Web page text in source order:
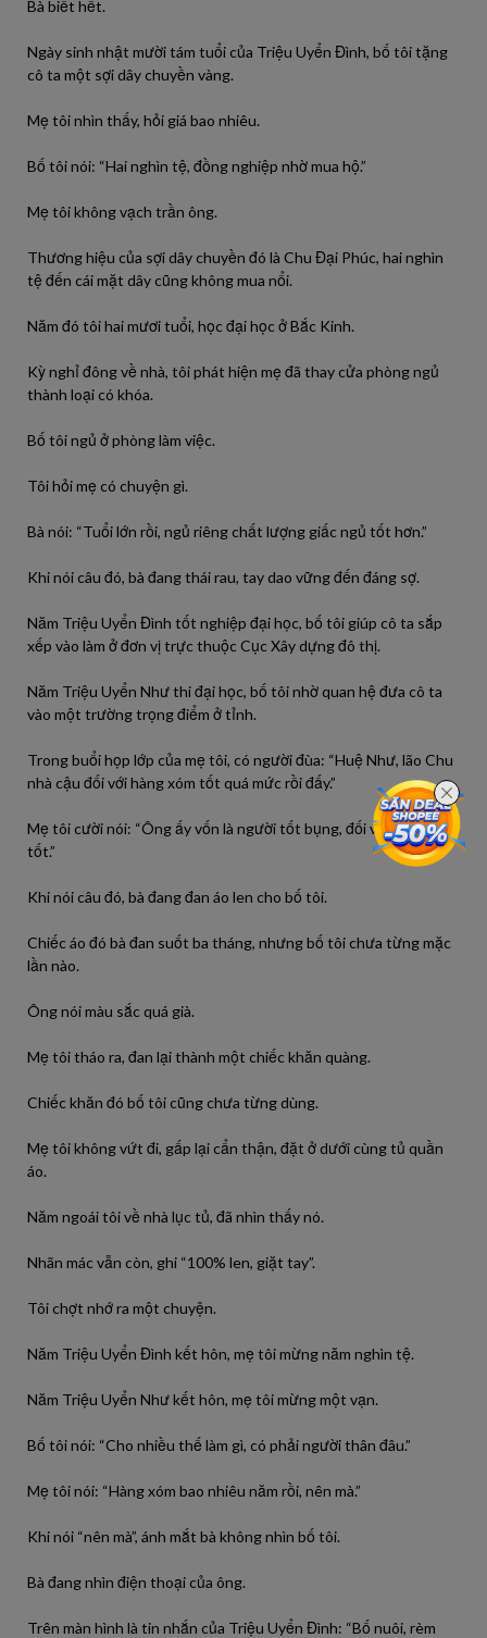
Bà biết hết.
Ngày sinh nhật mười tám tuổi của Triệu Uyển Đình, bố tôi tặng
cô ta một sợi dây chuyền vàng.
Mẹ tôi nhìn thấy, hỏi giá bao nhiêu.
Bố tôi nói: “Hai nghìn tệ, đồng nghiệp nhờ mua hộ.”
Mẹ tôi không vạch trần ông.
Thương hiệu của sợi dây chuyền đó là Chu Đại Phúc, hai nghìn
tệ đến cái mặt dây cũng không mua nổi.
Năm đó tôi hai mươi tuổi, học đại học ở Bắc Kinh.
Kỳ nghỉ đông về nhà, tôi phát hiện mẹ đã thay cửa phòng ngủ
thành loại có khóa.
Bố tôi ngủ ở phòng làm việc.
Tôi hỏi mẹ có chuyện gì.
Bà nói: “Tuổi lớn rồi, ngủ riêng chất lượng giấc ngủ tốt hơn.”
Khi nói câu đó, bà đang thái rau, tay dao vững đến đáng sợ.
Năm Triệu Uyển Đình tốt nghiệp đại học, bố tôi giúp cô ta sắp
xếp vào làm ở đơn vị trực thuộc Cục Xây dựng đô thị.
Năm Triệu Uyển Như thi đại học, bố tôi nhờ quan hệ đưa cô ta
vào một trường trọng điểm ở tỉnh.
Trong buổi họp lớp của mẹ tôi, có người đùa: “Huệ Như, lão Chu
nhà cậu đối với hàng xóm tốt quá mức rồi đấy.”
Mẹ tôi cười nói: “Ông ấy vốn là người tốt bụng, đối với ai cũng
tốt.”
Khi nói câu đó, bà đang đan áo len cho bố tôi.
Chiếc áo đó bà đan suốt ba tháng, nhưng bố tôi chưa từng mặc
lần nào.
Ông nói màu sắc quá già.
Mẹ tôi tháo ra, đan lại thành một chiếc khăn quàng.
Chiếc khăn đó bố tôi cũng chưa từng dùng.
Mẹ tôi không vứt đi, gấp lại cẩn thận, đặt ở dưới cùng tủ quần
áo.
Năm ngoái tôi về nhà lục tủ, đã nhìn thấy nó.
Nhãn mác vẫn còn, ghi “100% len, giặt tay”.
Tôi chợt nhớ ra một chuyện.
Năm Triệu Uyển Đình kết hôn, mẹ tôi mừng năm nghìn tệ.
Năm Triệu Uyển Như kết hôn, mẹ tôi mừng một vạn.
Bố tôi nói: “Cho nhiều thế làm gì, có phải người thân đâu.”
Mẹ tôi nói: “Hàng xóm bao nhiêu năm rồi, nên mà.”
Khi nói “nên mà”, ánh mắt bà không nhìn bố tôi.
Bà đang nhìn điện thoại của ông.
Trên màn hình là tin nhắn của Triệu Uyển Đình: “Bố nuôi, rèm